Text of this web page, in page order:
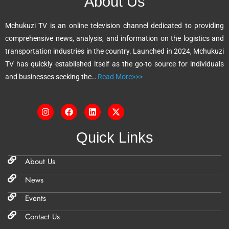
i
v
e
:
Mchukuzi TV is an online television channel dedicated to providing
comprehensive news, analysis, and information on the logistics and
transportation industries in the country. Launched in 2024, Mchukuzi
TV has quickly established itself as the go-to source for individuals
and businesses seeking the… Read More>>>
Quick Links
About Us
News
Events
Contact Us